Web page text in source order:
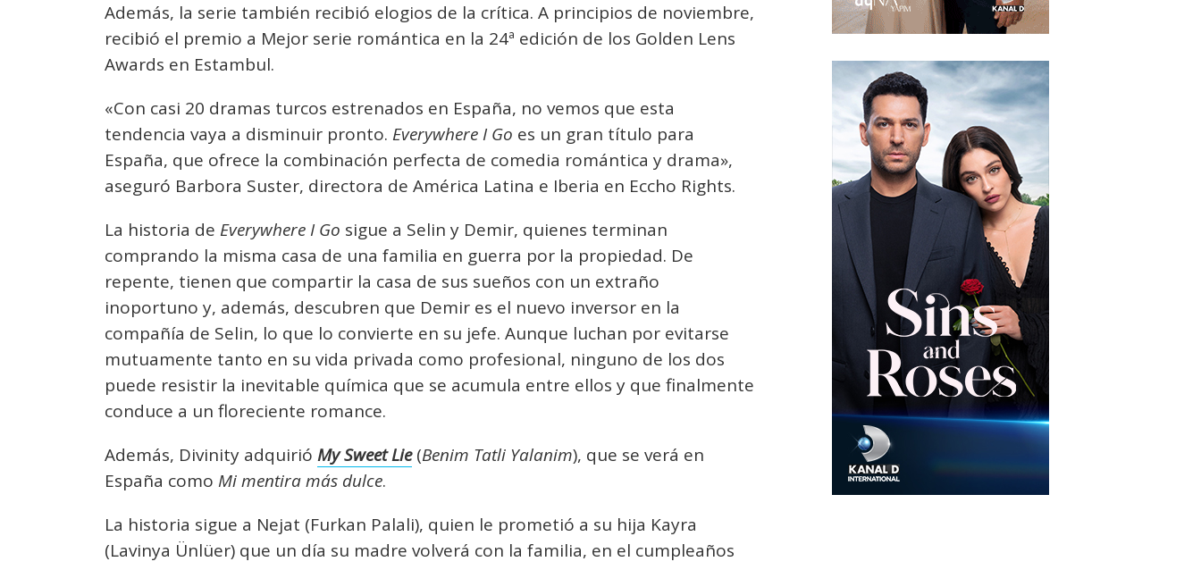
Además, la serie también recibió elogios de la crítica. A principios de noviembre,
recibió el premio a Mejor serie romántica en la 24ª edición de los Golden Lens
Awards en Estambul.
«Con casi 20 dramas turcos estrenados en España, no vemos que esta
tendencia vaya a disminuir pronto. Everywhere I Go es un gran título para
España, que ofrece la combinación perfecta de comedia romántica y drama»,
aseguró Barbora Suster, directora de América Latina e Iberia en Eccho Rights.
La historia de Everywhere I Go sigue a Selin y Demir, quienes terminan
comprando la misma casa de una familia en guerra por la propiedad. De
repente, tienen que compartir la casa de sus sueños con un extraño
inoportuno y, además, descubren que Demir es el nuevo inversor en la
compañía de Selin, lo que lo convierte en su jefe. Aunque luchan por evitarse
mutuamente tanto en su vida privada como profesional, ninguno de los dos
puede resistir la inevitable química que se acumula entre ellos y que finalmente
conduce a un floreciente romance.
Además, Divinity adquirió My Sweet Lie(Benim Tatli Yalanim), que se verá en
España como Mi mentira más dulce.
La historia sigue a Nejat (Furkan Palali), quien le prometió a su hija Kayra
(Lavinya Ünlüer) que un día su madre volverá con la familia, en el cumpleaños